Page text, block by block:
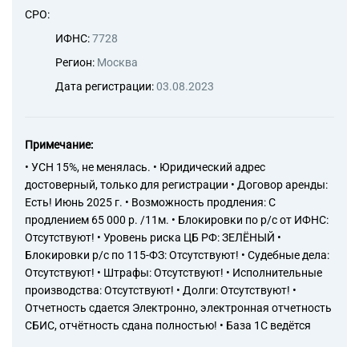
СРО:
ИФНС:7728
Регион: Москва
Дата регистрации:03.08.2023
Примечание:
• УСН 15%, не менялась. • Юридический адрес
достоверный, только для регистрации • Договор аренды:
Есть! Июнь 2025 г. • Возможность продления: С
продлением 65 000 р. /11м. • Блокировки по р/с от ИФНС:
Отсутствуют! • Уровень риска ЦБ РФ: ЗЕЛЁНЫЙ •
Блокировки р/с по 115-ФЗ: Отсутствуют! • Судебные дела:
Отсутствуют! • Штрафы: Отсутствуют! • Исполнительные
производства: Отсутствуют! • Долги: Отсутствуют! •
Отчетность сдается Электронно, электронная отчетность
СБИС, отчётность сдана полностью! • База 1С ведётся